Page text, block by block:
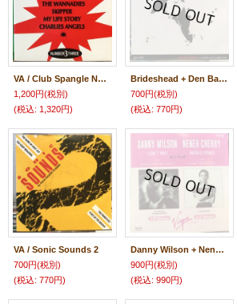
VA / Club Spangle Number3Three
1,200円(税別)
(税込: 1,320円)
Brideshead + Den Baron / World's Finest
700円(税別)
(税込: 770円)
VA / Sonic Sounds 2
700円(税別)
(税込: 770円)
Danny Wilson + Neneh Cherry / I Can't Wait
900円(税別)
(税込: 990円)